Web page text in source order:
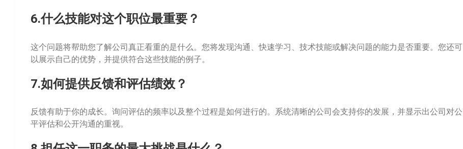
6.什么技能对这个职位最重要？
这个问题将帮助您了解公司真正看重的是什么。您将发现沟通、快速学习、技术技能或解决问题的能力是否重要。您还可
以展示自己的优势，并提供符合这些技能的例子。
7.如何提供反馈和评估绩效？
反馈有助于你的成长。询问评估的频率以及整个过程是如何进行的。系统清晰的公司会支持你的发展，并显示出公司对公
平评估和公开沟通的重视。